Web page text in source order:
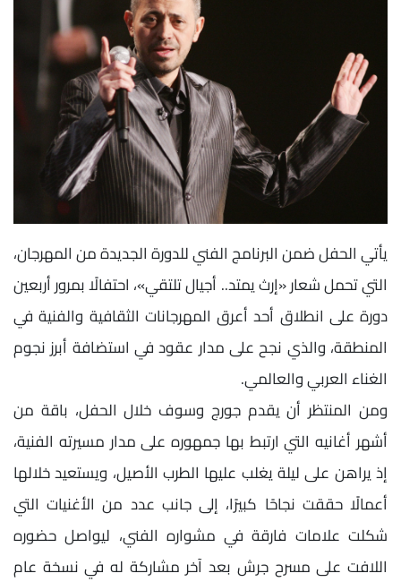
يأتي الحفل ضمن البرنامج الفني للدورة الجديدة من المهرجان،
التي تحمل شعار «إرث يمتد.. أجيال تلتقي»، احتفالًا بمرور أربعين
دورة على انطلاق أحد أعرق المهرجانات الثقافية والفنية في
المنطقة، والذي نجح على مدار عقود في استضافة أبرز نجوم
الغناء العربي والعالمي.
ومن المنتظر أن يقدم جورج وسوف خلال الحفل، باقة من
أشهر أغانيه التي ارتبط بها جمهوره على مدار مسيرته الفنية،
إذ يراهن على ليلة يغلب عليها الطرب الأصيل، ويستعيد خلالها
أعمالًا حققت نجاحًا كبيرًا، إلى جانب عدد من الأغنيات التي
شكلت علامات فارقة في مشواره الفني، ليواصل حضوره
اللافت على مسرح جرش بعد آخر مشاركة له في نسخة عام